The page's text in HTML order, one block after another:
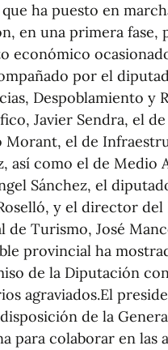
ha puesto en
en una primera fase,
económico
por el
Despoblamiento y
Javier Sendra, el
Morant, el de
así como el de Medio
Sánchez, el
y el director del
de Turismo, José
provincial ha
de la Diputación
agraviados.El
de la
para colaborar en las